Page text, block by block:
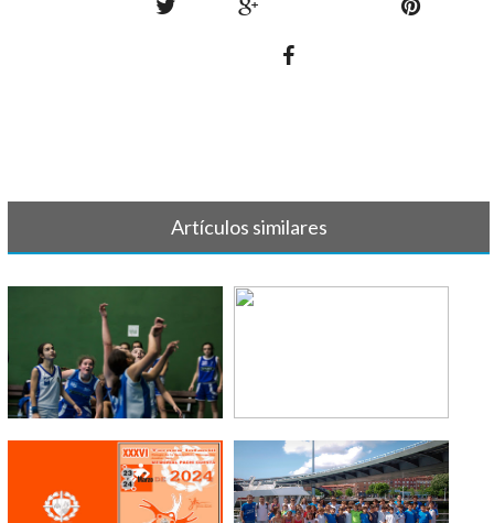
Artículos similares
TORNEO DURANGO 2024 -
INSCRIPCIONES
RIFA TORNEO 2024 -
GANADORES